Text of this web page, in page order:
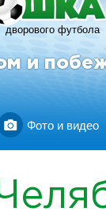
дворового футбола
и
Фото и видео